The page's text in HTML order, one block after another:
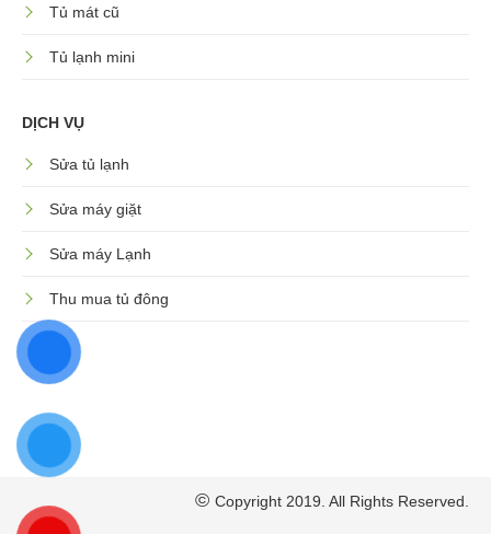
Tủ mát cũ
Tủ lạnh mini
DỊCH VỤ
Sửa tủ lạnh
Sửa máy giặt
Sửa máy Lạnh
Thu mua tủ đông
© Copyright 2019. All Rights Reserved.